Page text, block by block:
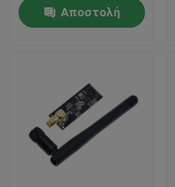
Έλεγχος Ποιότητας
Επικοινωνήστε μαζί μας
GSM
Αποστολή